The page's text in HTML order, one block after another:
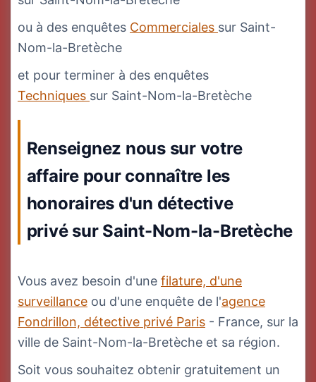
ou à des enquêtes Commerciales sur Saint-
Nom-la-Bretèche
et pour terminer à des enquêtes
Techniques sur Saint-Nom-la-Bretèche
Renseignez nous sur votre
affaire pour connaître les
honoraires d'un détective
privé sur Saint-Nom-la-Bretèche
Vous avez besoin d'une filature, d'une
surveillance ou d'une enquête de l'agence
Fondrillon, détective privé Paris - France, sur la
ville de Saint-Nom-la-Bretèche et sa région.
Soit vous souhaitez obtenir gratuitement un